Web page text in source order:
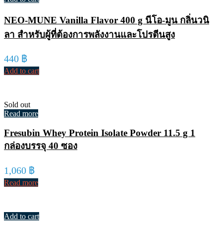
NEO-MUNE Vanilla Flavor 400 g นีโอ-มูน กลิ่นวนิ
ลา สำหรับผู้ที่ต้องการพลังงานและโปรตีนสูง
440 ฿
Add to cart
Sold out
Read more
Fresubin Whey Protein Isolate Powder 11.5 g 1
กล่องบรรจุ 40 ซอง
1,060 ฿
Read more
Add to cart